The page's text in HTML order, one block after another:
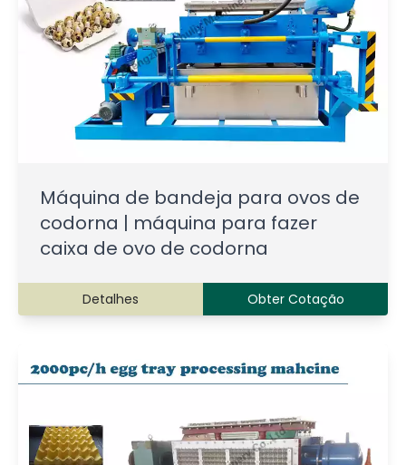
Máquina de bandeja para ovos de
codorna | máquina para fazer
caixa de ovo de codorna
Detalhes Obter Cotação